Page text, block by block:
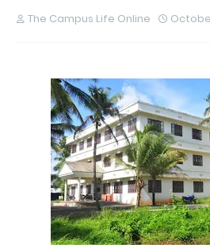
The Campus Life Online